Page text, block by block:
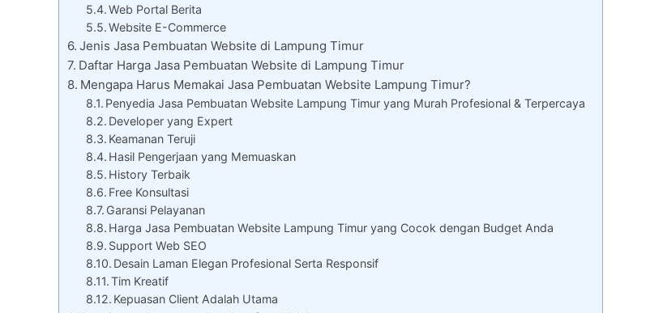
Web Portal Berita
Website E-Commerce
Jenis Jasa Pembuatan Website di Lampung Timur
Daftar Harga Jasa Pembuatan Website di Lampung Timur
Mengapa Harus Memakai Jasa Pembuatan Website Lampung Timur?
Penyedia Jasa Pembuatan Website Lampung Timur yang Murah Profesional & Terpercaya
Developer yang Expert
Keamanan Teruji
Hasil Pengerjaan yang Memuaskan
History Terbaik
Free Konsultasi
Garansi Pelayanan
Harga Jasa Pembuatan Website Lampung Timur yang Cocok dengan Budget Anda
Support Web SEO
Desain Laman Elegan Profesional Serta Responsif
Tim Kreatif
Kepuasan Client Adalah Utama